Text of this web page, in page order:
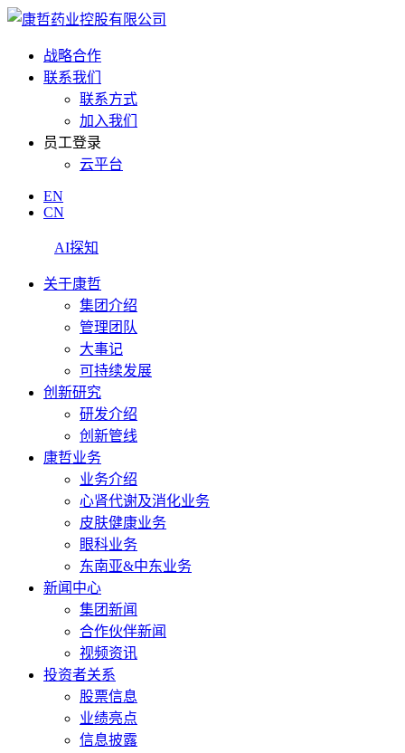
战略合作
联系我们
联系方式
加入我们
员工登录
云平台
EN
CN
AI探知
关于康哲
集团介绍
管理团队
大事记
可持续发展
创新研究
研发介绍
创新管线
康哲业务
业务介绍
心肾代谢及消化业务
皮肤健康业务
眼科业务
东南亚&中东业务
新闻中心
集团新闻
合作伙伴新闻
视频资讯
投资者关系
股票信息
业绩亮点
信息披露